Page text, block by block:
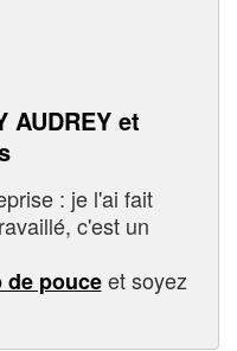
AUDREY et
: je l'ai fait
c'est un
pouceet soyez